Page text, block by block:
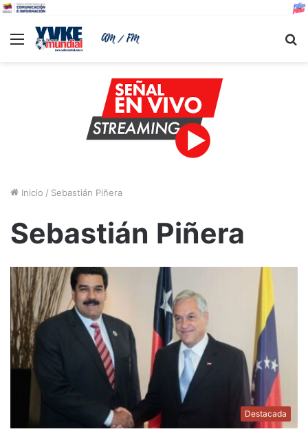
Menu
Inicio / Sebastián Piñera
Sebastián Piñera
Destacada